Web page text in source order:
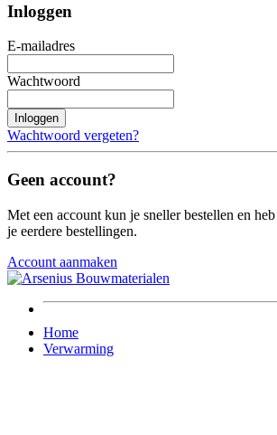
Inloggen
E-mailadres
Wachtwoord
Inloggen
Wachtwoord vergeten?
Geen account?
Met een account kun je sneller bestellen en
je eerdere bestellingen.
Account aanmaken
Home
Verwarming